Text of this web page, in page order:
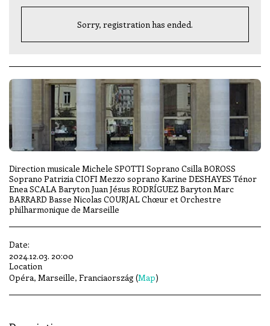
Sorry, registration has ended.
Direction musicale Michele SPOTTI Soprano Csilla BOROSS
Soprano Patrizia CIOFI Mezzo soprano Karine DESHAYES Ténor
Enea SCALA Baryton Juan Jésus RODRÍGUEZ Baryton Marc
BARRARD Basse Nicolas COURJAL Chœur et Orchestre
philharmonique de Marseille
Date:
2024.12.03. 20:00
Location
Opéra, Marseille, Franciaország (Map)